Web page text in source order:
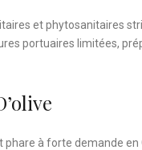
et phytosanitaires
portuaires limitées,
phare à forte demande